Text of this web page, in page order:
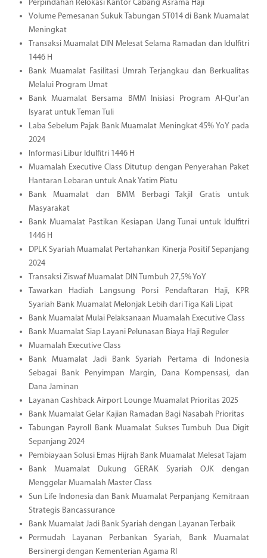
Perpindahan Relokasi Kantor Cabang Asrama Haji
Volume Pemesanan Sukuk Tabungan ST014 di Bank Muamalat
Meningkat
Transaksi Muamalat DIN Melesat Selama Ramadan dan Idulfitri
1446 H
Bank Muamalat Fasilitasi Umrah Terjangkau dan Berkualitas
Melalui Program Umat
Bank Muamalat Bersama BMM Inisiasi Program Al-Qur'an
Isyarat untuk Teman Tuli
Laba Sebelum Pajak Bank Muamalat Meningkat 45% YoY pada
2024
Informasi Libur Idulfitri 1446 H
Muamalah Executive Class Ditutup dengan Penyerahan Paket
Hantaran Lebaran untuk Anak Yatim Piatu
Bank Muamalat dan BMM Berbagi Takjil Gratis untuk
Masyarakat
Bank Muamalat Pastikan Kesiapan Uang Tunai untuk Idulfitri
1446 H
DPLK Syariah Muamalat Pertahankan Kinerja Positif Sepanjang
2024
Transaksi Ziswaf Muamalat DIN Tumbuh 27,5% YoY
Tawarkan Hadiah Langsung Porsi Pendaftaran Haji, KPR
Syariah Bank Muamalat Melonjak Lebih dari Tiga Kali Lipat
Bank Muamalat Mulai Pelaksanaan Muamalah Executive Class
Bank Muamalat Siap Layani Pelunasan Biaya Haji Reguler
Muamalah Executive Class
Bank Muamalat Jadi Bank Syariah Pertama di Indonesia
Sebagai Bank Penyimpan Margin, Dana Kompensasi, dan
Dana Jaminan
Layanan Cashback Airport Lounge Muamalat Prioritas 2025
Bank Muamalat Gelar Kajian Ramadan Bagi Nasabah Prioritas
Tabungan Payroll Bank Muamalat Sukses Tumbuh Dua Digit
Sepanjang 2024
Pembiayaan Solusi Emas Hijrah Bank Muamalat Melesat Tajam
Bank Muamalat Dukung GERAK Syariah OJK dengan
Menggelar Muamalah Master Class
Sun Life Indonesia dan Bank Muamalat Perpanjang Kemitraan
Strategis Bancassurance
Bank Muamalat Jadi Bank Syariah dengan Layanan Terbaik
Permudah Layanan Perbankan Syariah, Bank Muamalat
Bersinergi dengan Kementerian Agama RI